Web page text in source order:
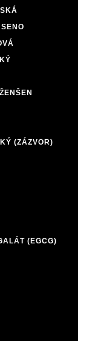
(ZÁZVOR)
(EGCG)